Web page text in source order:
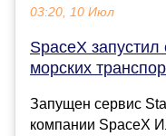
03:20, 10 Июл
SpaceX
морских
Запущен сервис
компании SpaceX